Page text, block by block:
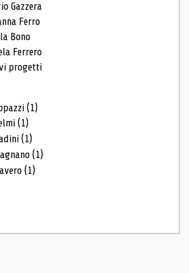
Gazzera
Ferro
Bono
Ferrero
progetti
(1)
(1)
(1)
(1)
(1)